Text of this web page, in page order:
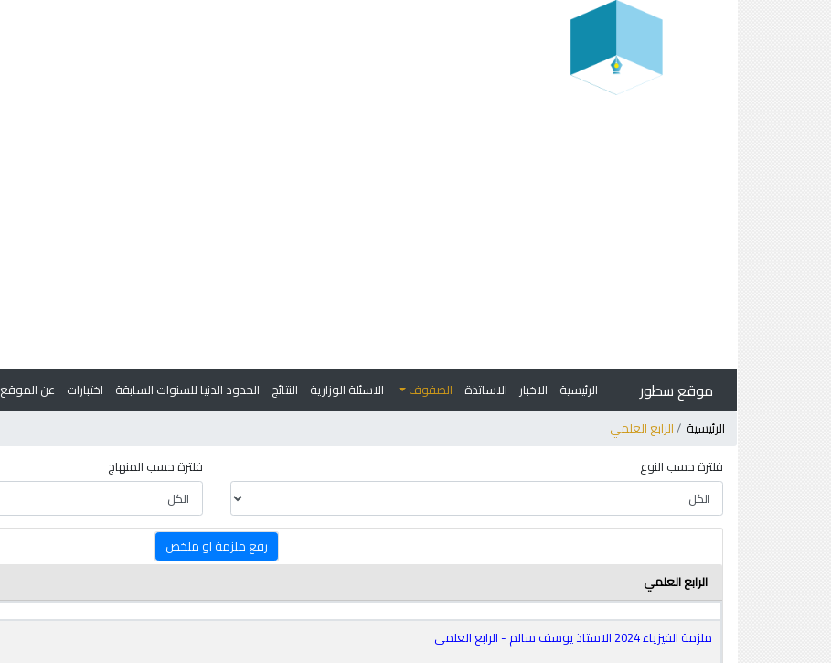
موقع سطور الرئيسية الاخبار الاساتذة الصفوف الاسئلة الوزارية النتائج الحدود الدنيا للسنوات السابقة اختبارات عن الموقع
الرئيسية
الرابع العلمي
فلترة حسب النوع
فلترة حسب المنهاج
رفع ملزمة او ملخص
الرابع العلمي
ملزمة الفيزياء 2024 الاستاذ يوسف سالم - الرابع العلمي